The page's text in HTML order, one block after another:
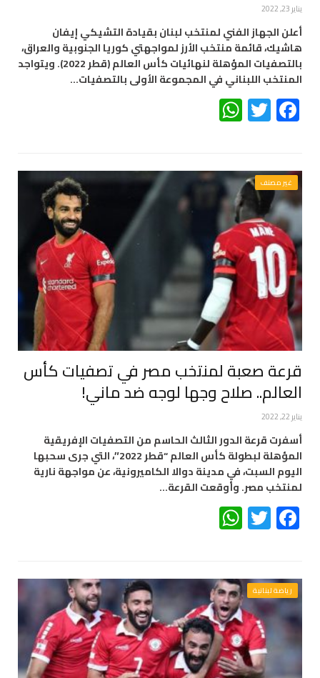
يناير 23, 2022
أعلن الجهاز الفني لمنتخب لبنان بقيادة التشيكي إيفان
هاشيك، قائمة منتخب الأرز لمواجهتي كوريا الجنوبية والعراق،
بالتصفيات المؤهلة لنهائيات كأس العالم (قطر 2022). ويتواجد
المنتخب اللبناني في المجموعة الأولى بالتصفيات…
Facebook
Twitter
غير مصنف
قرعة صعبة لمنتخب مصر في تصفيات كأس
العالم.. صلاح وجها لوجه ضد ماني!
يناير 22, 2022
أسفرت قرعة الدور الثالث الحاسم من التصفيات الإفريقية
المؤهلة لبطولة كأس العالم “قطر 2022″، التي جرى سحبها
اليوم السبت، في مدينة دوالا الكاميرونية، عن مواجهة نارية
لمنتخب مصر. وأوقعت القرعة…
Facebook
Twitter
رياضة لبنانية